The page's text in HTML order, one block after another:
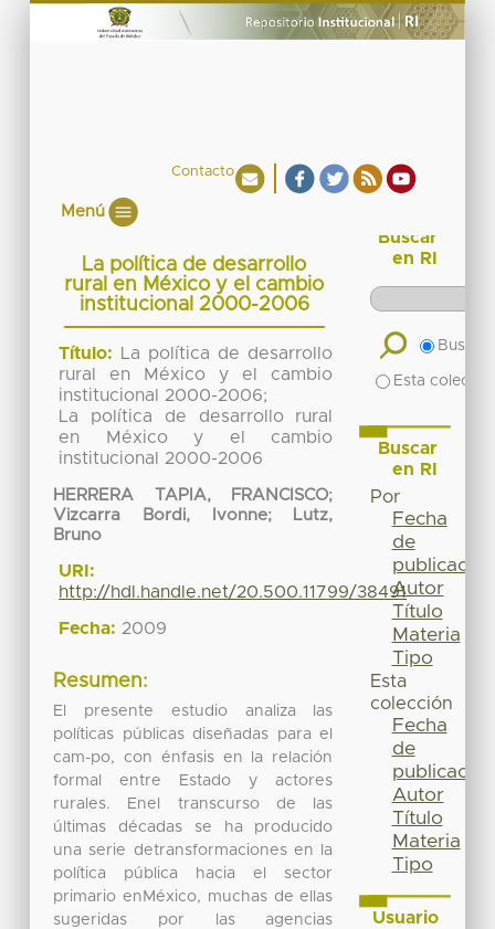
Contacto
Menú
La política de desarrollo
rural en México y el cambio
institucional 2000-2006
Título:
La política de desarrollo
rural en México y el cambio
institucional 2000-2006;
La política de desarrollo rural
en México y el cambio
institucional 2000-2006
HERRERA TAPIA, FRANCISCO;
Vizcarra Bordi, Ivonne;
Lutz,
Bruno
URI:
http://hdl.handle.net/20.500.11799/38491
Fecha: 2009
Resumen:
El presente estudio analiza las
políticas públicas diseñadas para el
cam-po, con énfasis en la relación
formal entre Estado y actores
rurales. Enel transcurso de las
últimas décadas se ha producido
una serie detransformaciones en la
política pública hacia el sector
primario enMéxico, muchas de ellas
sugeridas por las agencias
Buscar
en RI
Buscar
Esta
Buscar
en RI
Por
Fecha
de
publicación
Autor
Título
Materia
Tipo
Esta
colección
Fecha
de
publicación
Autor
Título
Materia
Tipo
Usuario